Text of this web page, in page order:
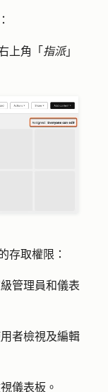
上角「 指派」
存取權限：
管理員和儀表
者檢視及編輯
儀表板。